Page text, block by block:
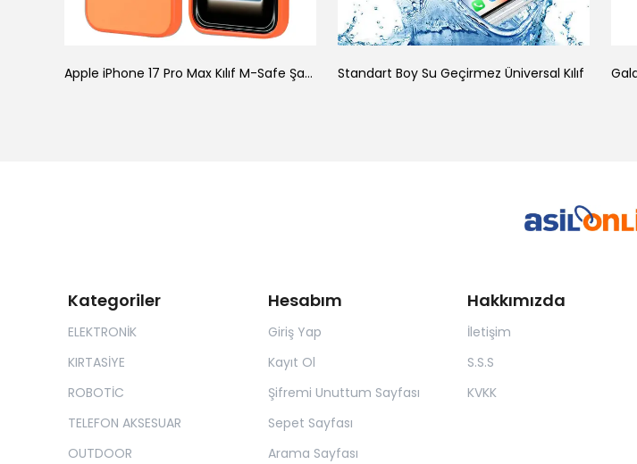
Apple iPhone 17 Pro Max Kılıf M-Safe Şarj Özellikli Standlı Zore Proton Silikon Kapak Standart Boy Su Geçirmez Üniversal Kılıf
Kategoriler
ELEKTRONİK
KIRTASİYE
ROBOTİC
TELEFON AKSESUAR
OUTDOOR
Hesabım
Giriş Yap
Kayıt Ol
Şifremi Unuttum Sayfası
Sepet Sayfası
Arama Sayfası
Hakkımızda
İletişim
S.S.S
KVKK